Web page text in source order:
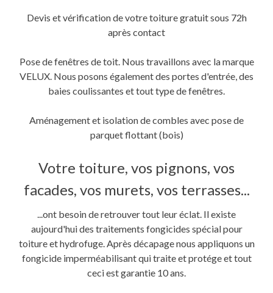
Devis et vérification de votre toiture gratuit sous 72h
après contact
Pose de fenêtres de toit. Nous travaillons avec la marque
VELUX. Nous posons également des portes d'entrée, des
baies coulissantes et tout type de fenêtres.
Aménagement et isolation de combles avec pose de
parquet flottant (bois)
Votre toiture, vos pignons, vos
facades, vos murets, vos terrasses...
...ont besoin de retrouver tout leur éclat. Il existe
aujourd'hui des traitements fongicides spécial pour
toiture et hydrofuge. Après décapage nous appliquons un
fongicide imperméabilisant qui traite et protége et tout
ceci est garantie 10 ans.